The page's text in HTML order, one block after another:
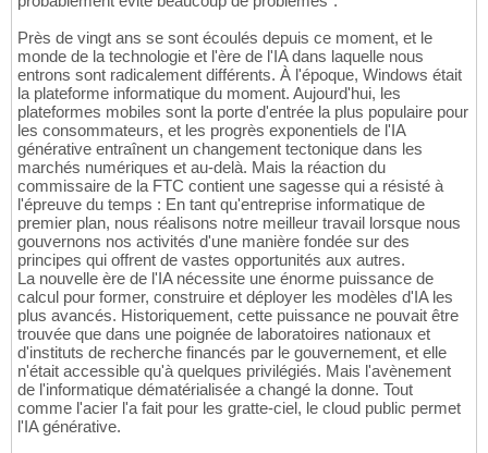
Près de vingt ans se sont écoulés depuis ce moment, et le
monde de la technologie et l'ère de l'IA dans laquelle nous
entrons sont radicalement différents. À l'époque, Windows était
la plateforme informatique du moment. Aujourd'hui, les
plateformes mobiles sont la porte d'entrée la plus populaire pour
les consommateurs, et les progrès exponentiels de l'IA
générative entraînent un changement tectonique dans les
marchés numériques et au-delà. Mais la réaction du
commissaire de la FTC contient une sagesse qui a résisté à
l'épreuve du temps : En tant qu'entreprise informatique de
premier plan, nous réalisons notre meilleur travail lorsque nous
gouvernons nos activités d'une manière fondée sur des
principes qui offrent de vastes opportunités aux autres.
La nouvelle ère de l'IA nécessite une énorme puissance de
calcul pour former, construire et déployer les modèles d'IA les
plus avancés. Historiquement, cette puissance ne pouvait être
trouvée que dans une poignée de laboratoires nationaux et
d'instituts de recherche financés par le gouvernement, et elle
n'était accessible qu'à quelques privilégiés. Mais l'avènement
de l'informatique dématérialisée a changé la donne. Tout
comme l'acier l'a fait pour les gratte-ciel, le cloud public permet
l'IA générative.